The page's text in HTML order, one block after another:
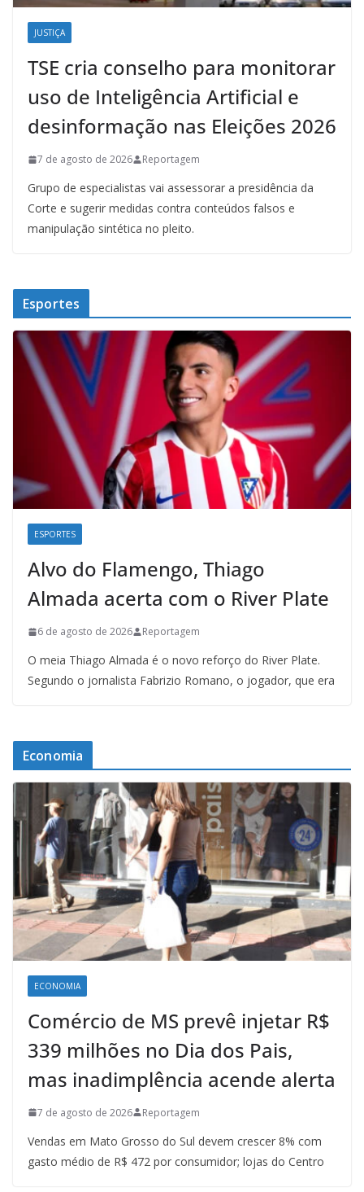
JUSTIÇA
TSE cria conselho para monitorar
uso de Inteligência Artificial e
desinformação nas Eleições 2026
7 de agosto de 2026 Reportagem
Grupo de especialistas vai assessorar a presidência da
Corte e sugerir medidas contra conteúdos falsos e
manipulação sintética no pleito.
Esportes
ESPORTES
Alvo do Flamengo, Thiago
Almada acerta com o River Plate
6 de agosto de 2026 Reportagem
O meia Thiago Almada é o novo reforço do River Plate.
Segundo o jornalista Fabrizio Romano, o jogador, que era
Economia
ECONOMIA
Comércio de MS prevê injetar R$
339 milhões no Dia dos Pais,
mas inadimplência acende alerta
7 de agosto de 2026 Reportagem
Vendas em Mato Grosso do Sul devem crescer 8% com
gasto médio de R$ 472 por consumidor; lojas do Centro